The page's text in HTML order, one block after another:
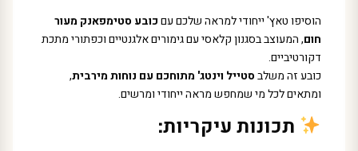
הוסיפו טאץ' ייחודי למראה שלכם עםכובע סטימפאנק מעור
חום, המעוצב בסגנון קלאסי עם גימורים אלגנטיים וכפתורי מתכת
דקורטיביים.
כובע זה משלבסטייל וינטג' מתוחכם עם נוחות מירבית,
ומתאים לכל מי שמחפש מראה ייחודי ומרשים.
תכונות עיקריות: